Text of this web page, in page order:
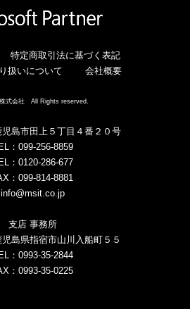
特定商取引法に基づく表記
扱いについて
会社概要
式会社 All Rights reserved.
島市田上５丁目４番２０号
：099-256-8859
：0120-286-677
：099-814-8881
info@msit.co.jp
支店 事務所
島県指宿市山川入船町５５
：0993-35-2844
：0993-35-0225